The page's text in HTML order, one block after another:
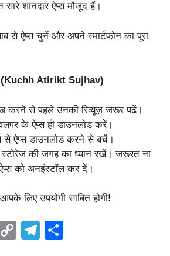
शानदार ऐप्स मौजूद हैं।
से ऐप्स चुनें और अपने स्मार्टफोन का पूरा
(Kuchh Atirikt Sujhav)
करने से पहले उनकी रिव्यूज़ जरूर पढ़ें।
के ऐप्स ही डाउनलोड करें।
से ऐप्स डाउनलोड करने से बचें।
की जगह का ध्यान रखें। जरूरत ना
ऐप्स को अनइंस्टॉल कर दें।
लिए उपयोगी साबित होगी!
C
T